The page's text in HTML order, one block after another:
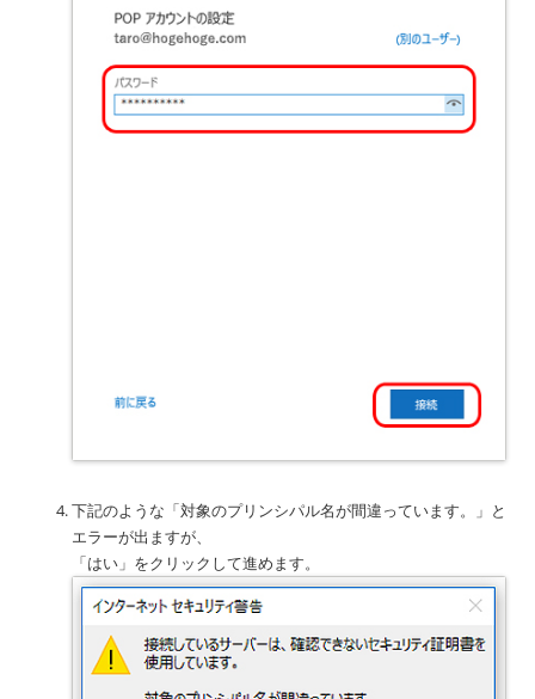
下記のような「対象のプリンシパル名が間違っています。」と
エラーが出ますが、
「はい」をクリックして進めます。